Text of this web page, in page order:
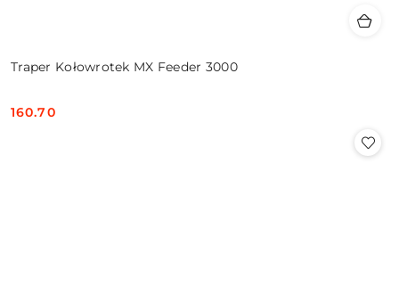
Traper Kołowrotek MX Feeder 3000
Cena:
160.70